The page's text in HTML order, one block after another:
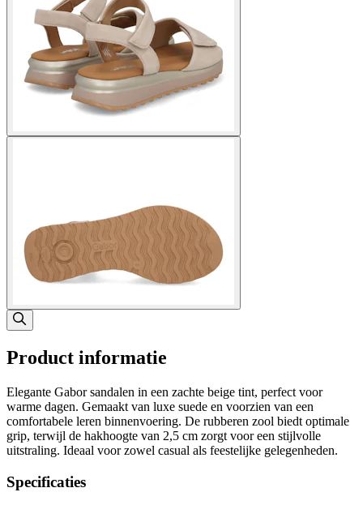
Product informatie
Elegante Gabor sandalen in een zachte beige tint, perfect voor
warme dagen. Gemaakt van luxe suede en voorzien van een
comfortabele leren binnenvoering. De rubberen zool biedt optimale
grip, terwijl de hakhoogte van 2,5 cm zorgt voor een stijlvolle
uitstraling. Ideaal voor zowel casual als feestelijke gelegenheden.
Specificaties